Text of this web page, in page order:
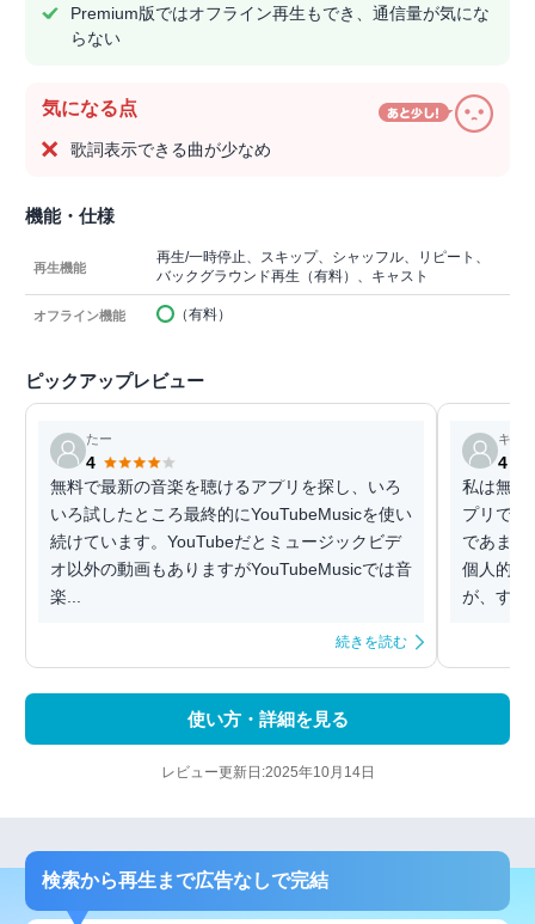
Premium版ではオフライン再生もでき、通信量が気にな
らない
気になる点
歌詞表示できる曲が少なめ
機能・仕様
再生機能
再生/一時停止、スキップ、シャッフル、リピート、
バックグラウンド再生（有料）、キャスト
オフライン機能 （有料）
ピックアップレビュー
たー
4
無料で最新の音楽を聴けるアプリを探し、いろ
いろ試したところ最終的にYouTubeMusicを使い
続けています。YouTubeだとミュージックビデ
オ以外の動画もありますがYouTubeMusicでは音
楽...
続きを読む
キテ
4
私は無料
プリで今1番使
であまり
個人的に嬉しいで
が、すぐ
使い方・詳細を見る
レビュー更新日:2025年10月14日
検索から再生まで広告なしで完結